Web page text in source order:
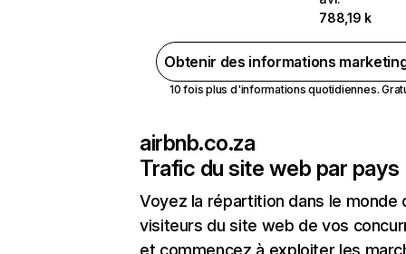
788,19 k
Obtenir des informations
10 fois plus d'informations quotidiennes.
airbnb.co.za
Trafic du site web par pays
Voyez la répartition dans le monde
visiteurs du site web de vos
et commencez à exploiter les